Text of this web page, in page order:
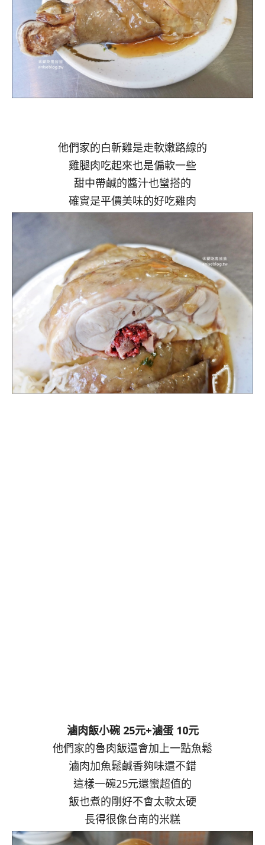
他們家的白斬雞是走軟嫩路線的
雞腿肉吃起來也是偏軟一些
甜中帶鹹的醬汁也蠻搭的
確實是平價美味的好吃雞肉
滷肉飯小碗 25元+滷蛋 10元
他們家的魯肉飯還會加上一點魚鬆
滷肉加魚鬆鹹香夠味還不錯
這樣一碗25元還蠻超值的
飯也煮的剛好不會太軟太硬
長得很像台南的米糕